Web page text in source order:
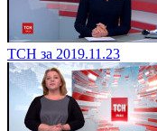
ТСН за 2019.11.23